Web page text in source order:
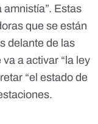
amnistía”. Estas
que se están
delante de las
a activar “la ley
“el estado de